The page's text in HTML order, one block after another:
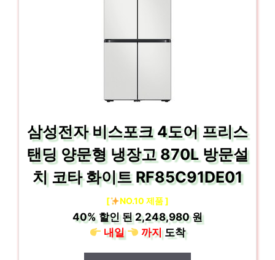
삼성전자 비스포크 4도어 프리스
탠딩 양문형 냉장고 870L 방문설
치 코타 화이트 RF85C91DE01
[ NO.10 제품 ]
40%할인 된2,248,980 원
내일
까지도착